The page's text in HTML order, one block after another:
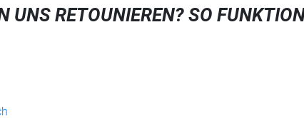
UNS RETOUNIEREN? SO